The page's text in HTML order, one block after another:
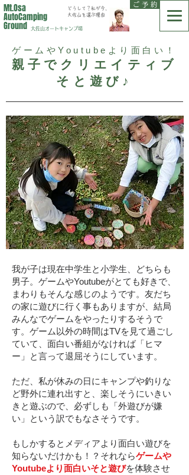
大佐山オートキャンプ場
ご 予 約
Mt.Osa
AutoCamping
Ground
どうして？私が今、
大佐山を選ぶ理由
ゲームやYoutubeより面白い！
親子でクリエイティブ
そと遊び ♪
我が子は現在中学生と小学生、どちらも
男子。ゲームやYoutubeがとても好きで、
まわりもそんな感じのようです。友だち
の家に遊びに行く事もありますが、結局
みんなでゲームをやったりするそうで
す。ゲーム以外の時間はTVを見て過ごし
ていて、面白い番組がなければ「ヒマ
ー」と言って退屈そうにしています。
ただ、私が休みの日にキャンプや釣りな
ど野外に連れ出すと、楽しそうにいきい
きと遊ぶので、必ずしも「外遊びが嫌
い」という訳でもなさそうです。
もしかするとメディアより面白い遊びを
知らないだけかも！？それならゲームや
Youtubeより面白いそと遊びを体験させ